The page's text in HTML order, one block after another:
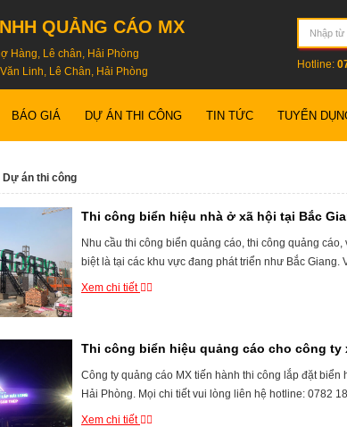
QUẢNG CÁO MX
Hàng, Lê chân, Hải Phòng
Linh, Lê Chân, Hải Phòng
Hotline:
BÁO GIÁ DỰ ÁN THI CÔNG TIN TỨC TUYỂN
Dự án thi công
Thi công biển hiệu nhà ở xã hội tại Bắc
Nhu cầu thi công biển quảng cáo, thi công quảng
biệt là tại các khu vực đang phát triển như Bắc
Xem chi tiết
Thi công biển hiệu quảng cáo cho công ty
Công ty quảng cáo MX tiến hành thi công lắp đặt
Hải Phòng. Mọi chi tiết vui lòng liên hệ hotline: 0782
Xem chi tiết